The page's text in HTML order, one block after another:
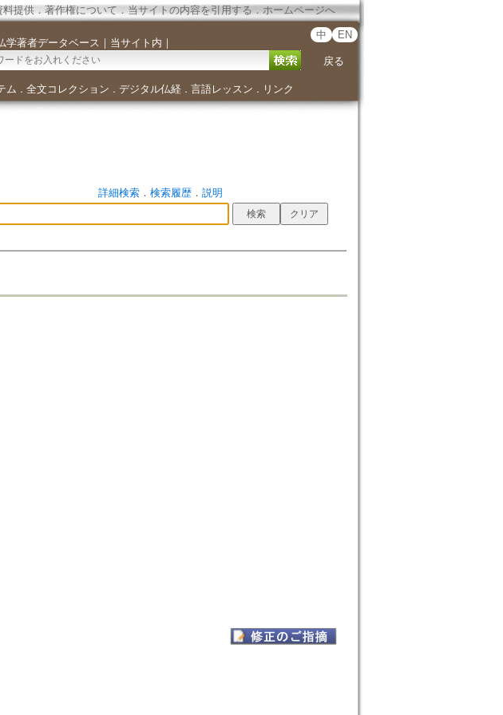
料提供． 著作権について．当サイトの内容を引用する ． ホームページへ
学著者データベース ｜ 当サイト内 ｜
中 EN
戻る
ム ． 全文コレクション ． デジタル仏経． 言語レッスン ． リンク
詳細検索． 検索履歴． 説明